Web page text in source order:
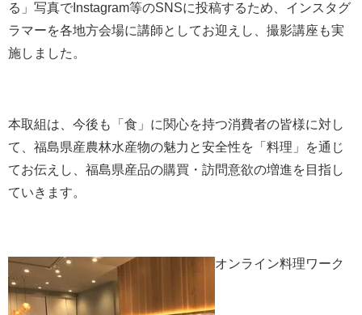
る」写真でInstagram等のSNSに投稿するため、インスタグ
ラマーを各地方会場に講師としてお迎えし、撮影講座も実
施しました。
本取組は、今後も「食」に関心を持つ消費者の皆様に対し
て、福島県産農林水産物の魅力と安全性を「料理」を通じ
てお伝えし、福島県産品の購買・訪問意欲の増進を目指し
ていきます。
オンライン料理ワーク